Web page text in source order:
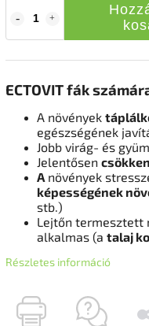
ECTOVIT fák
A növények
egészségének
Jobb virág- és
Jelentősen
A növények
képességének
stb.)
Lejtőn termesztett
alkalmas (a talaj
Részletes információ